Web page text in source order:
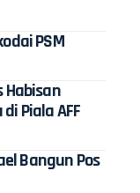
PSM
Habisan
Piala AFF
Bangun Pos